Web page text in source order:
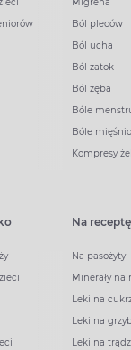
Migrena
Ból pleców
Ból ucha
Ból zatok
Ból zęba
Bóle
Bóle
Kompresy
Na receptę
Na pasożyty
Minerały na
Leki na
Leki na
Leki na